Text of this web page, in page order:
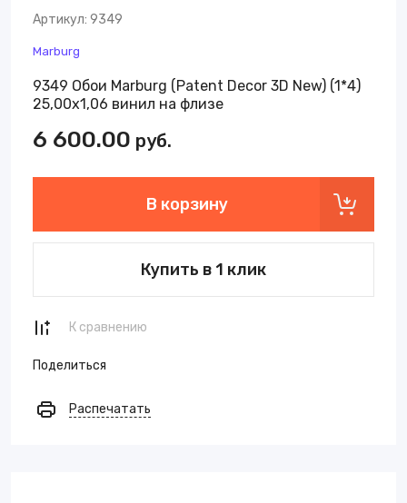
Артикул: 9349
Marburg
9349 Обои Marburg (Patent Decor 3D New) (1*4)
25,00х1,06 винил на флизе
6 600.00 руб.
В корзину
Купить в 1 клик
К сравнению
Поделиться
Распечатать